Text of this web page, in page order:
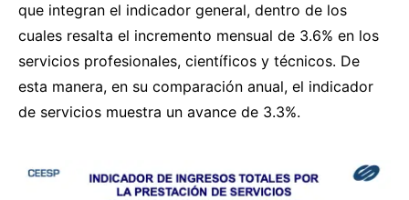
que integran el indicador general, dentro de los
cuales resalta el incremento mensual de 3.6% en los
servicios profesionales, científicos y técnicos. De
esta manera, en su comparación anual, el indicador
de servicios muestra un avance de 3.3%.